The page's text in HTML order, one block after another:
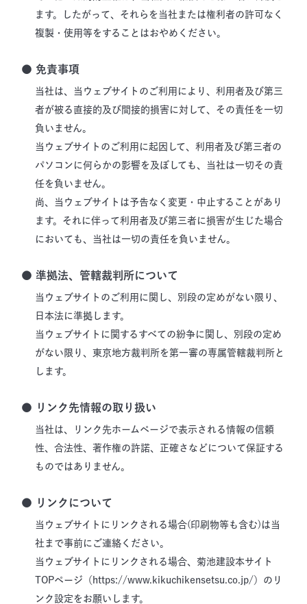
ます。したがって、それらを当社または権利者の許可なく
複製・使用等をすることはおやめください。
● 免責事項
当社は、当ウェブサイトのご利用により、利用者及び第三
者が被る直接的及び間接的損害に対して、その責任を一切
負いません。
当ウェブサイトのご利用に起因して、利用者及び第三者の
パソコンに何らかの影響を及ぼしても、当社は一切その責
任を負いません。
尚、当ウェブサイトは予告なく変更・中止することがあり
ます。それに伴って利用者及び第三者に損害が生じた場合
においても、当社は一切の責任を負いません。
● 準拠法、管轄裁判所について
当ウェブサイトのご利用に関し、別段の定めがない限り、
日本法に準拠します。
当ウェブサイトに関するすべての紛争に関し、別段の定め
がない限り、東京地方裁判所を第一審の専属管轄裁判所と
します。
● リンク先情報の取り扱い
当社は、リンク先ホームページで表示される情報の信頼
性、合法性、著作権の許諾、正確さなどについて保証する
ものではありません。
● リンクについて
当ウェブサイトにリンクされる場合(印刷物等も含む)は当
社まで事前にご連絡ください。
当ウェブサイトにリンクされる場合、菊池建設本サイト
TOPページ（https://www.kikuchikensetsu.co.jp/）のリ
ンク設定をお願いします。